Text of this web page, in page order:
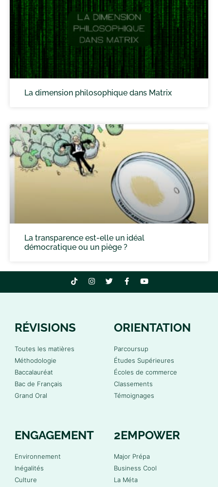
La dimension philosophique dans Matrix
La transparence est-elle un idéal
démocratique ou un piège ?
RÉVISIONS
Toutes les matières
Méthodologie
Baccalauréat
Bac de Français
Grand Oral
ORIENTATION
Parcoursup
Études Supérieures
Écoles de commerce
Classements
Témoignages
ENGAGEMENT
Environnement
Inégalités
Culture
2EMPOWER
Major Prépa
Business Cool
La Méta